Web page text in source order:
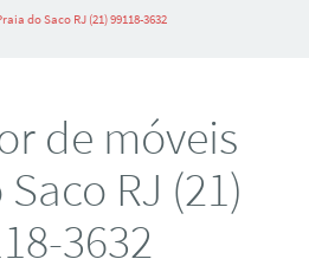
do Saco RJ (21) 99118-3632
de móveis
RJ (21)
3632